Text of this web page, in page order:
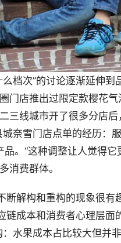
档次”的讨论逐渐延伸
门店推出过限定款樱花
三线城市开了很多分店
奈雪门店点单的经历：
。“这种调整让人觉得
消费群体。
断解构和重构的现象很
链成本和消费者心理层
水果成本占比较大但并